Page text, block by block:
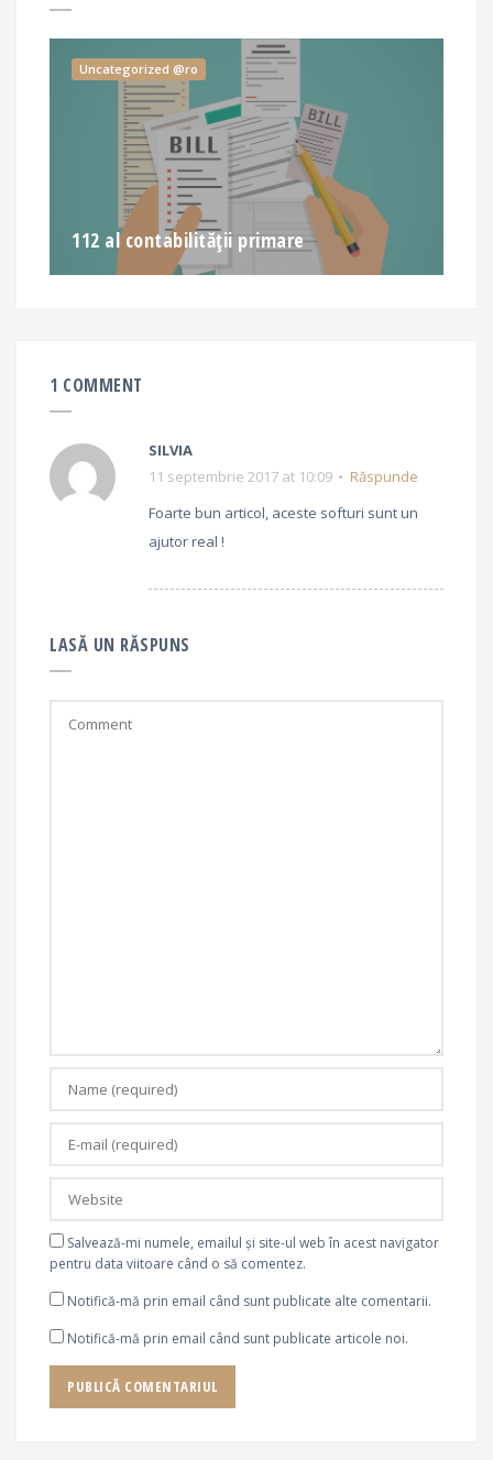
Uncategorized @ro
112 al contabilității primare
1 COMMENT
SILVIA
11 septembrie 2017 at 10:09
Răspunde
Foarte bun articol, aceste softuri sunt un
ajutor real !
LASĂ UN RĂSPUNS
Salvează-mi numele, emailul și site-ul web în acest navigator
pentru data viitoare când o să comentez.
Notifică-mă prin email când sunt publicate alte comentarii.
Notifică-mă prin email când sunt publicate articole noi.